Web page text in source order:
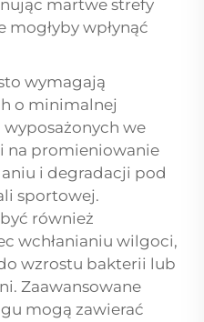
martwe strefy
mogłyby wpłynąć
wymagają
o minimalnej
we
na promieniowanie
i degradacji pod
sportowej.
również
wchłanianiu wilgoci,
wzrostu bakterii lub
Zaawansowane
mogą zawierać